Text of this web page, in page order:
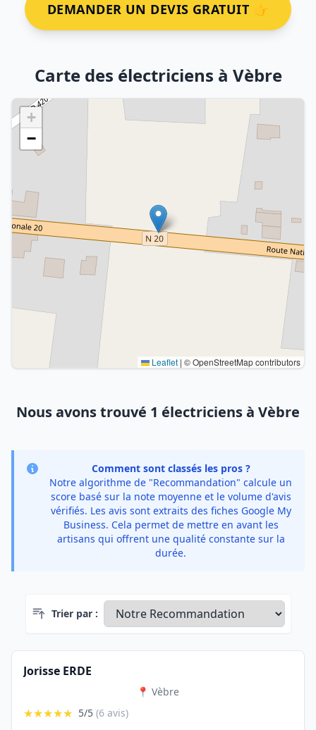
DEMANDER UN DEVIS GRATUIT 👉
Carte des électriciens à Vèbre
+
−
Leaflet | © OpenStreetMap contributors
Nous avons trouvé 1 électriciens à Vèbre
Comment sont classés les pros ?
Notre algorithme de "Recommandation" calcule un
score basé sur la note moyenne et le volume d'avis
vérifiés. Les avis sont extraits des fiches Google My
Business. Cela permet de mettre en avant les
artisans qui offrent une qualité constante sur la
durée.
Trier par :
Jorisse ERDE
📍 Vèbre
★★★★★ 5/5 (6 avis)